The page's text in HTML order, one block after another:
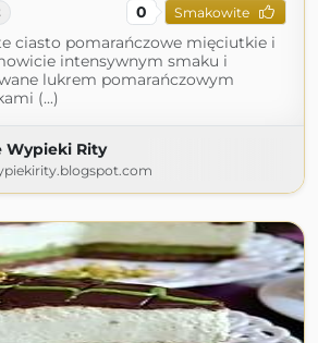
0 Smakowite
ciasto pomarańczowe mięciutkie i
intensywnym smaku i
lukrem pomarańczowym
(...)
Wypieki Rity